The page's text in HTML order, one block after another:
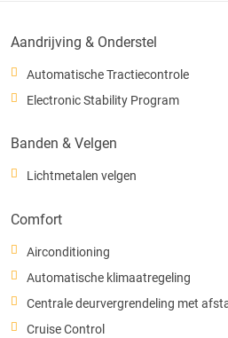
Aandrijving & Onderstel
Automatische Tractiecontrole
Electronic Stability Program
Banden & Velgen
Lichtmetalen velgen
Comfort
Airconditioning
Automatische klimaatregeling
Centrale deurvergrendeling met
Cruise Control